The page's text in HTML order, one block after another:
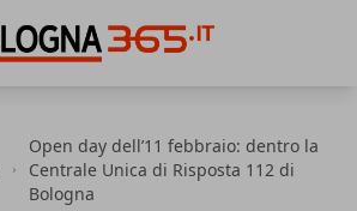
Open day dell’11 febbraio: dentro la
Centrale Unica di Risposta 112 di
Bologna